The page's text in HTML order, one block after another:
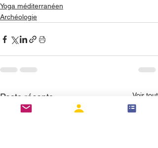
Yoga méditerranéen
Archéologie
Posts récents Voir tout